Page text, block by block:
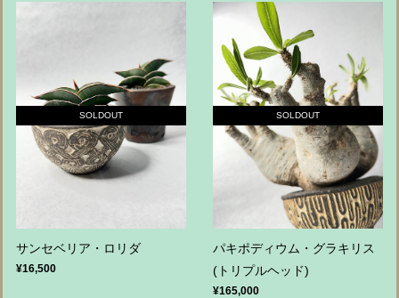
SOLDOUT
サンセベリア・ロリダ
¥16,500
SOLDOUT
パキポディウム・グラキリス
(トリプルヘッド)
¥165,000